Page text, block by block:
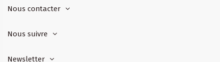
Nous contacter
Nous suivre
Newsletter